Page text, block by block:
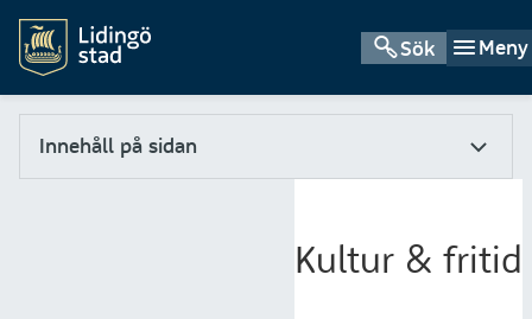
Sök Meny
Innehåll på sidan
Kultur & fritid